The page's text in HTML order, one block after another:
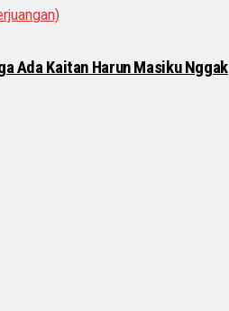
Ada Kaitan Harun Masiku Nggak